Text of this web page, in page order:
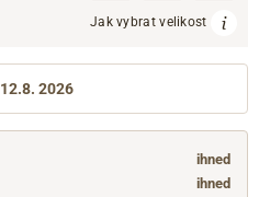
Jak vybrat velikost
12.8. 2026
ihned
ihned